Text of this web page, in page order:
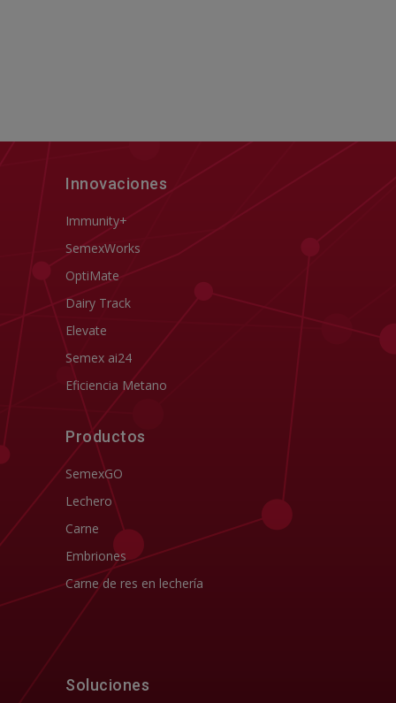
Innovaciones
Immunity+
SemexWorks
OptiMate
Dairy Track
Elevate
Semex ai24
Eficiencia Metano
Productos
SemexGO
Lechero
Carne
Embriones
Carne de res en lechería
Soluciones